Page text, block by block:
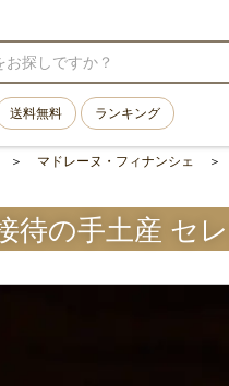
送料無料 ランキング
マドレーヌ・フィナンシェ
待の手土産 セ